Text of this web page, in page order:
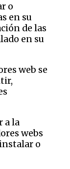
o
en su
de las
en su
web se
a la
webs
o